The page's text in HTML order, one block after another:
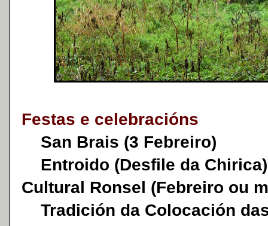
Festas e celebracións
San Brais (3 Febreiro)
Entroido (Desfile da
Cultural Ronsel (Febreiro ou
Tradición da Colocación